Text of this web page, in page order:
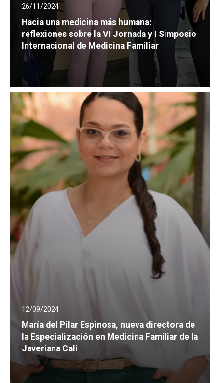
26/11/2024
Hacia una medicina más humana:
reflexiones sobre la VI Jornada y I Simposio
Internacional de Medicina Familiar
12/09/2024
María del Pilar Espinosa, nueva directora de
la Especialización en Medicina Familiar de la
Javeriana Cali